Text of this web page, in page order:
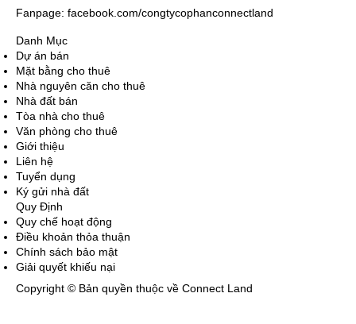
Fanpage: facebook.com/congtycophanconnectland
Danh Mục
Dự án bán
Mặt bằng cho thuê
Nhà nguyên căn cho thuê
Nhà đất bán
Tòa nhà cho thuê
Văn phòng cho thuê
Giới thiệu
Liên hệ
Tuyển dụng
Ký gửi nhà đất
Quy Định
Quy chế hoạt động
Điều khoản thỏa thuận
Chính sách bảo mật
Giải quyết khiếu nại
Copyright © Bản quyền thuộc về Connect Land